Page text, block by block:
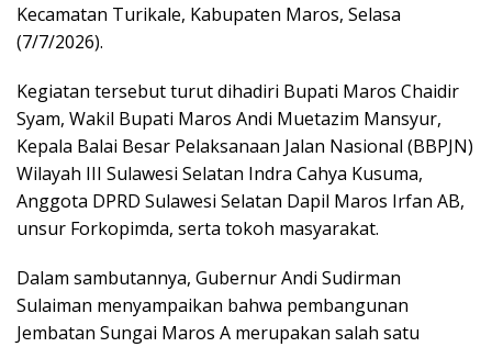
Kecamatan Turikale, Kabupaten Maros, Selasa
(7/7/2026).
Kegiatan tersebut turut dihadiri Bupati Maros Chaidir
Syam, Wakil Bupati Maros Andi Muetazim Mansyur,
Kepala Balai Besar Pelaksanaan Jalan Nasional (BBPJN)
Wilayah III Sulawesi Selatan Indra Cahya Kusuma,
Anggota DPRD Sulawesi Selatan Dapil Maros Irfan AB,
unsur Forkopimda, serta tokoh masyarakat.
Dalam sambutannya, Gubernur Andi Sudirman
Sulaiman menyampaikan bahwa pembangunan
Jembatan Sungai Maros A merupakan salah satu